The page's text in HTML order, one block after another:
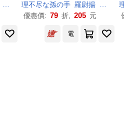
シロタカ
理不尽な孫の手 羅尉揚
シロタ
優惠價: 79 折, 205 元
電